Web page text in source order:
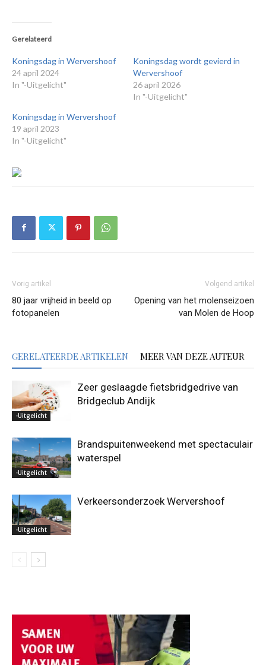
Gerelateerd
Koningsdag in Wervershoof
24 april 2024
In "-Uitgelicht"
Koningsdag wordt gevierd in
Wervershoof
26 april 2026
In "-Uitgelicht"
Koningsdag in Wervershoof
19 april 2023
In "-Uitgelicht"
Vorig artikel
80 jaar vrijheid in beeld op
fotopanelen
Volgend artikel
Opening van het molenseizoen
van Molen de Hoop
GERELATEERDE ARTIKELEN MEER VAN DEZE AUTEUR
-Uitgelicht
Zeer geslaagde fietsbridgedrive van
Bridgeclub Andijk
-Uitgelicht
Brandspuitenweekend met spectaculair
waterspel
-Uitgelicht
Verkeersonderzoek Wervershoof